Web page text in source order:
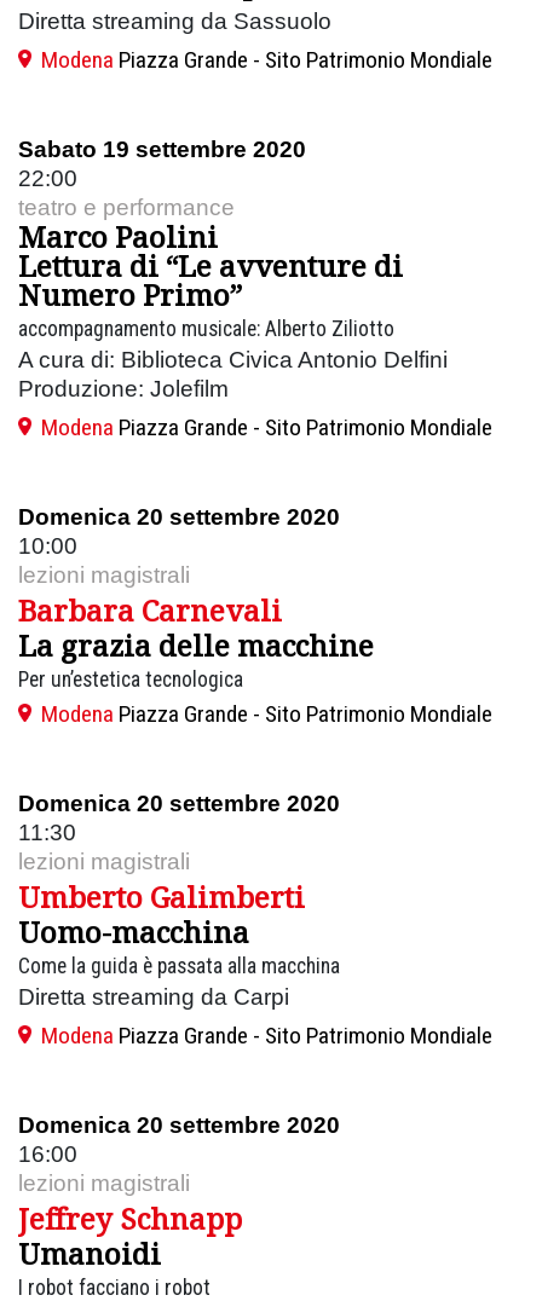
Diretta streaming da Sassuolo
Modena Piazza Grande - Sito Patrimonio Mondiale
Sabato 19 settembre 2020
22:00
teatro e performance
Marco Paolini
Lettura di “Le avventure di
Numero Primo”
accompagnamento musicale: Alberto Ziliotto
A cura di: Biblioteca Civica Antonio Delfini
Produzione: Jolefilm
Modena Piazza Grande - Sito Patrimonio Mondiale
Domenica 20 settembre 2020
10:00
lezioni magistrali
Barbara Carnevali
La grazia delle macchine
Per un’estetica tecnologica
Modena Piazza Grande - Sito Patrimonio Mondiale
Domenica 20 settembre 2020
11:30
lezioni magistrali
Umberto Galimberti
Uomo-macchina
Come la guida è passata alla macchina
Diretta streaming da Carpi
Modena Piazza Grande - Sito Patrimonio Mondiale
Domenica 20 settembre 2020
16:00
lezioni magistrali
Jeffrey Schnapp
Umanoidi
I robot facciano i robot